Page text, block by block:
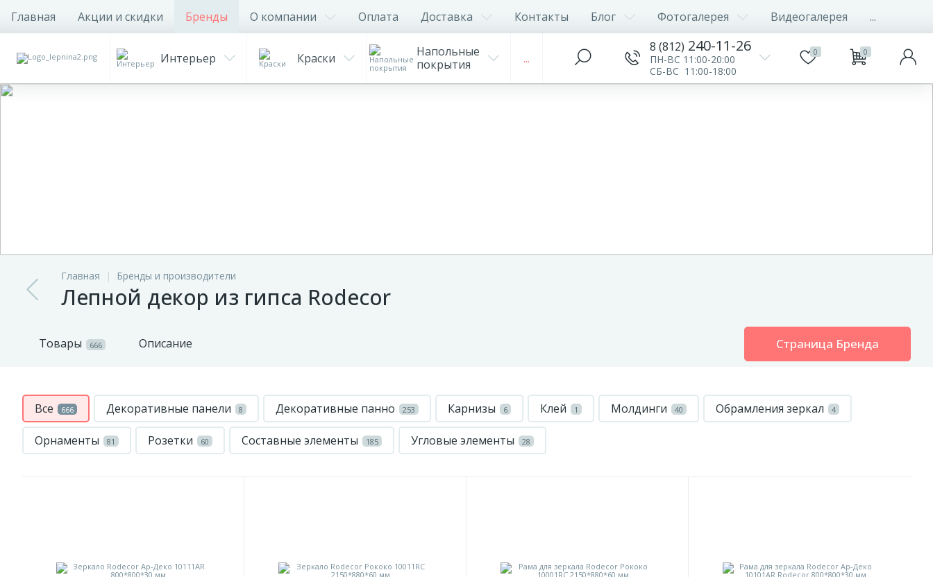
Главная Акции и скидки Бренды О компании Оплата Доставка Контакты Блог Фотогалерея Видеогалерея ...
Интерьер Краски
Напольные
покрытия
...
8 (812) 240-11-26
ПН-ВС 11:00-20:00
СБ-ВС 11:00-18:00
0 0
Главная Бренды и производители
Лепной декор из гипса Rodecor
Товары 666 Описание Страница Бренда
Все 666 Декоративные панели 8 Декоративные панно 253 Карнизы 6 Клей 1 Молдинги 40 Обрамления зеркал 4
Орнаменты 81 Розетки 60 Составные элементы 185 Угловые элементы 28